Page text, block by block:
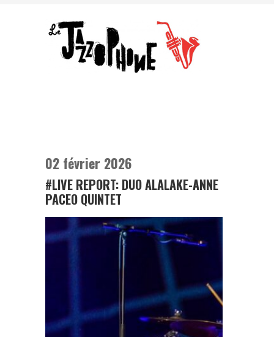
02 février 2026
#LIVE REPORT: DUO ALALAKE-ANNE
PACEO QUINTET